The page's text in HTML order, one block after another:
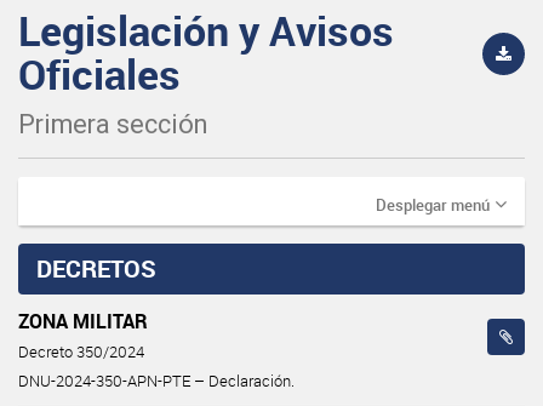
Legislación y Avisos
Oficiales
Primera sección
Desplegar menú
DECRETOS
ZONA MILITAR
Decreto 350/2024
DNU-2024-350-APN-PTE – Declaración.